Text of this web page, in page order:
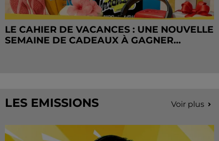
LE CAHIER DE VACANCES : UNE NOUVELLE
SEMAINE DE CADEAUX À GAGNER...
LES EMISSIONS Voir plus